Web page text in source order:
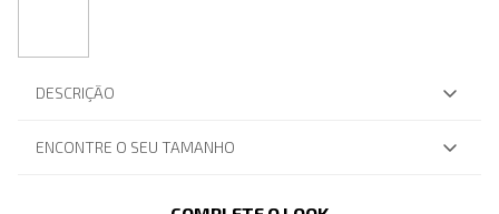
DESCRIÇÃO
ENCONTRE O SEU TAMANHO